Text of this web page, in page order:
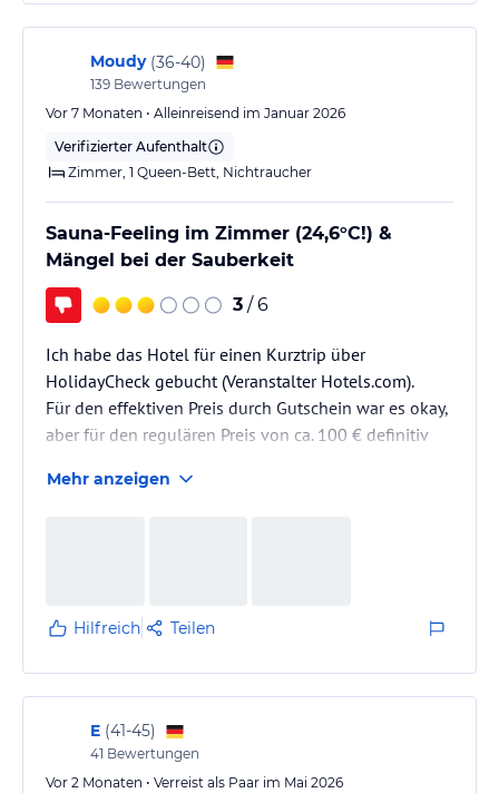
Moudy (36-40)
139 Bewertungen
Vor 7 Monaten • Alleinreisend im Januar 2026
Verifizierter Aufenthalt
Zimmer, 1 Queen-Bett, Nichtraucher
Sauna-Feeling im Zimmer (24,6°C!) &
Mängel bei der Sauberkeit
3 / 6
Ich habe das Hotel für einen Kurztrip über
HolidayCheck gebucht (Veranstalter Hotels.com).
Für den effektiven Preis durch Gutschein war es okay,
aber für den regulären Preis von ca. 100 € definitiv
und ein unbekanntes, kornartiges Objekt im Bett
Der Schreibtischstuhl war defekt und…
Mehr anzeigen
Hilfreich Teilen
E (41-45)
41 Bewertungen
Vor 2 Monaten • Verreist als Paar im Mai 2026